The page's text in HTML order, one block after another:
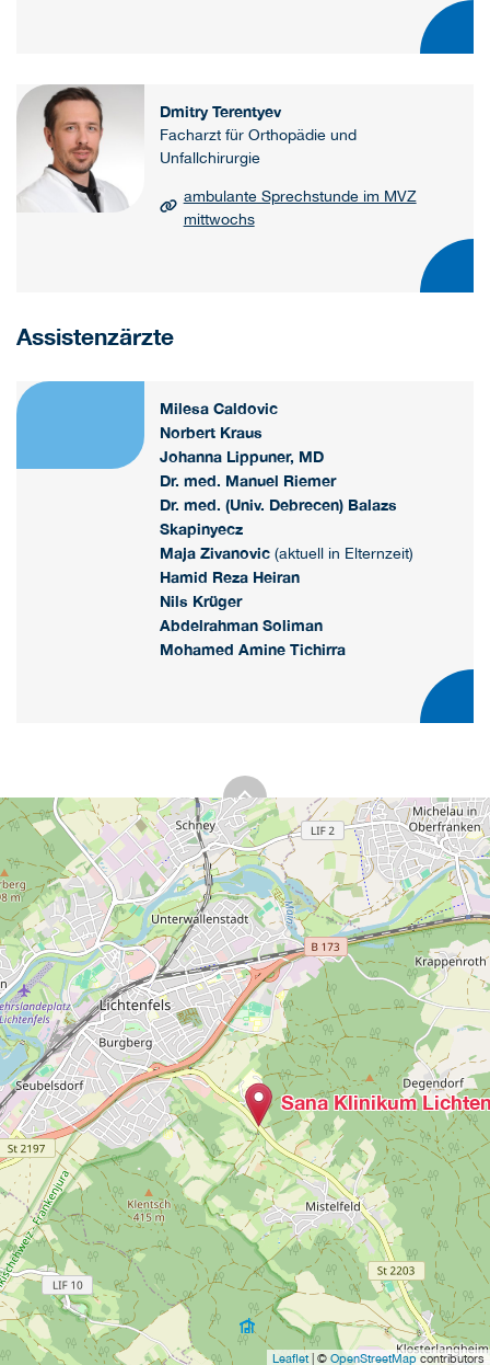
Dmitry Terentyev
Facharzt für Orthopädie und
Unfallchirurgie
ambulante Sprechstunde im MVZ
mittwochs
Assistenzärzte
Milesa Caldovic
Norbert Kraus
Johanna Lippuner, MD
Dr. med. Manuel Riemer
Dr. med. (Univ. Debrecen) Balazs
Skapinyecz
Maja Zivanovic(aktuell in Elternzeit)
Hamid Reza Heiran
Nils Krüger
Abdelrahman Soliman
Mohamed Amine Tichirra
Sana Klinikum
Leaflet| © OpenStreetMap contributors